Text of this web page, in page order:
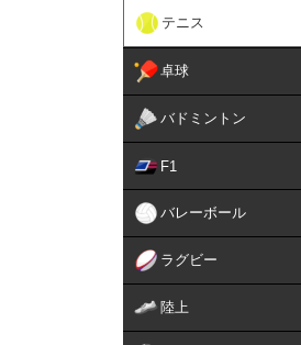
テニス
卓球
バドミントン
F1
バレーボール
ラグビー
陸上